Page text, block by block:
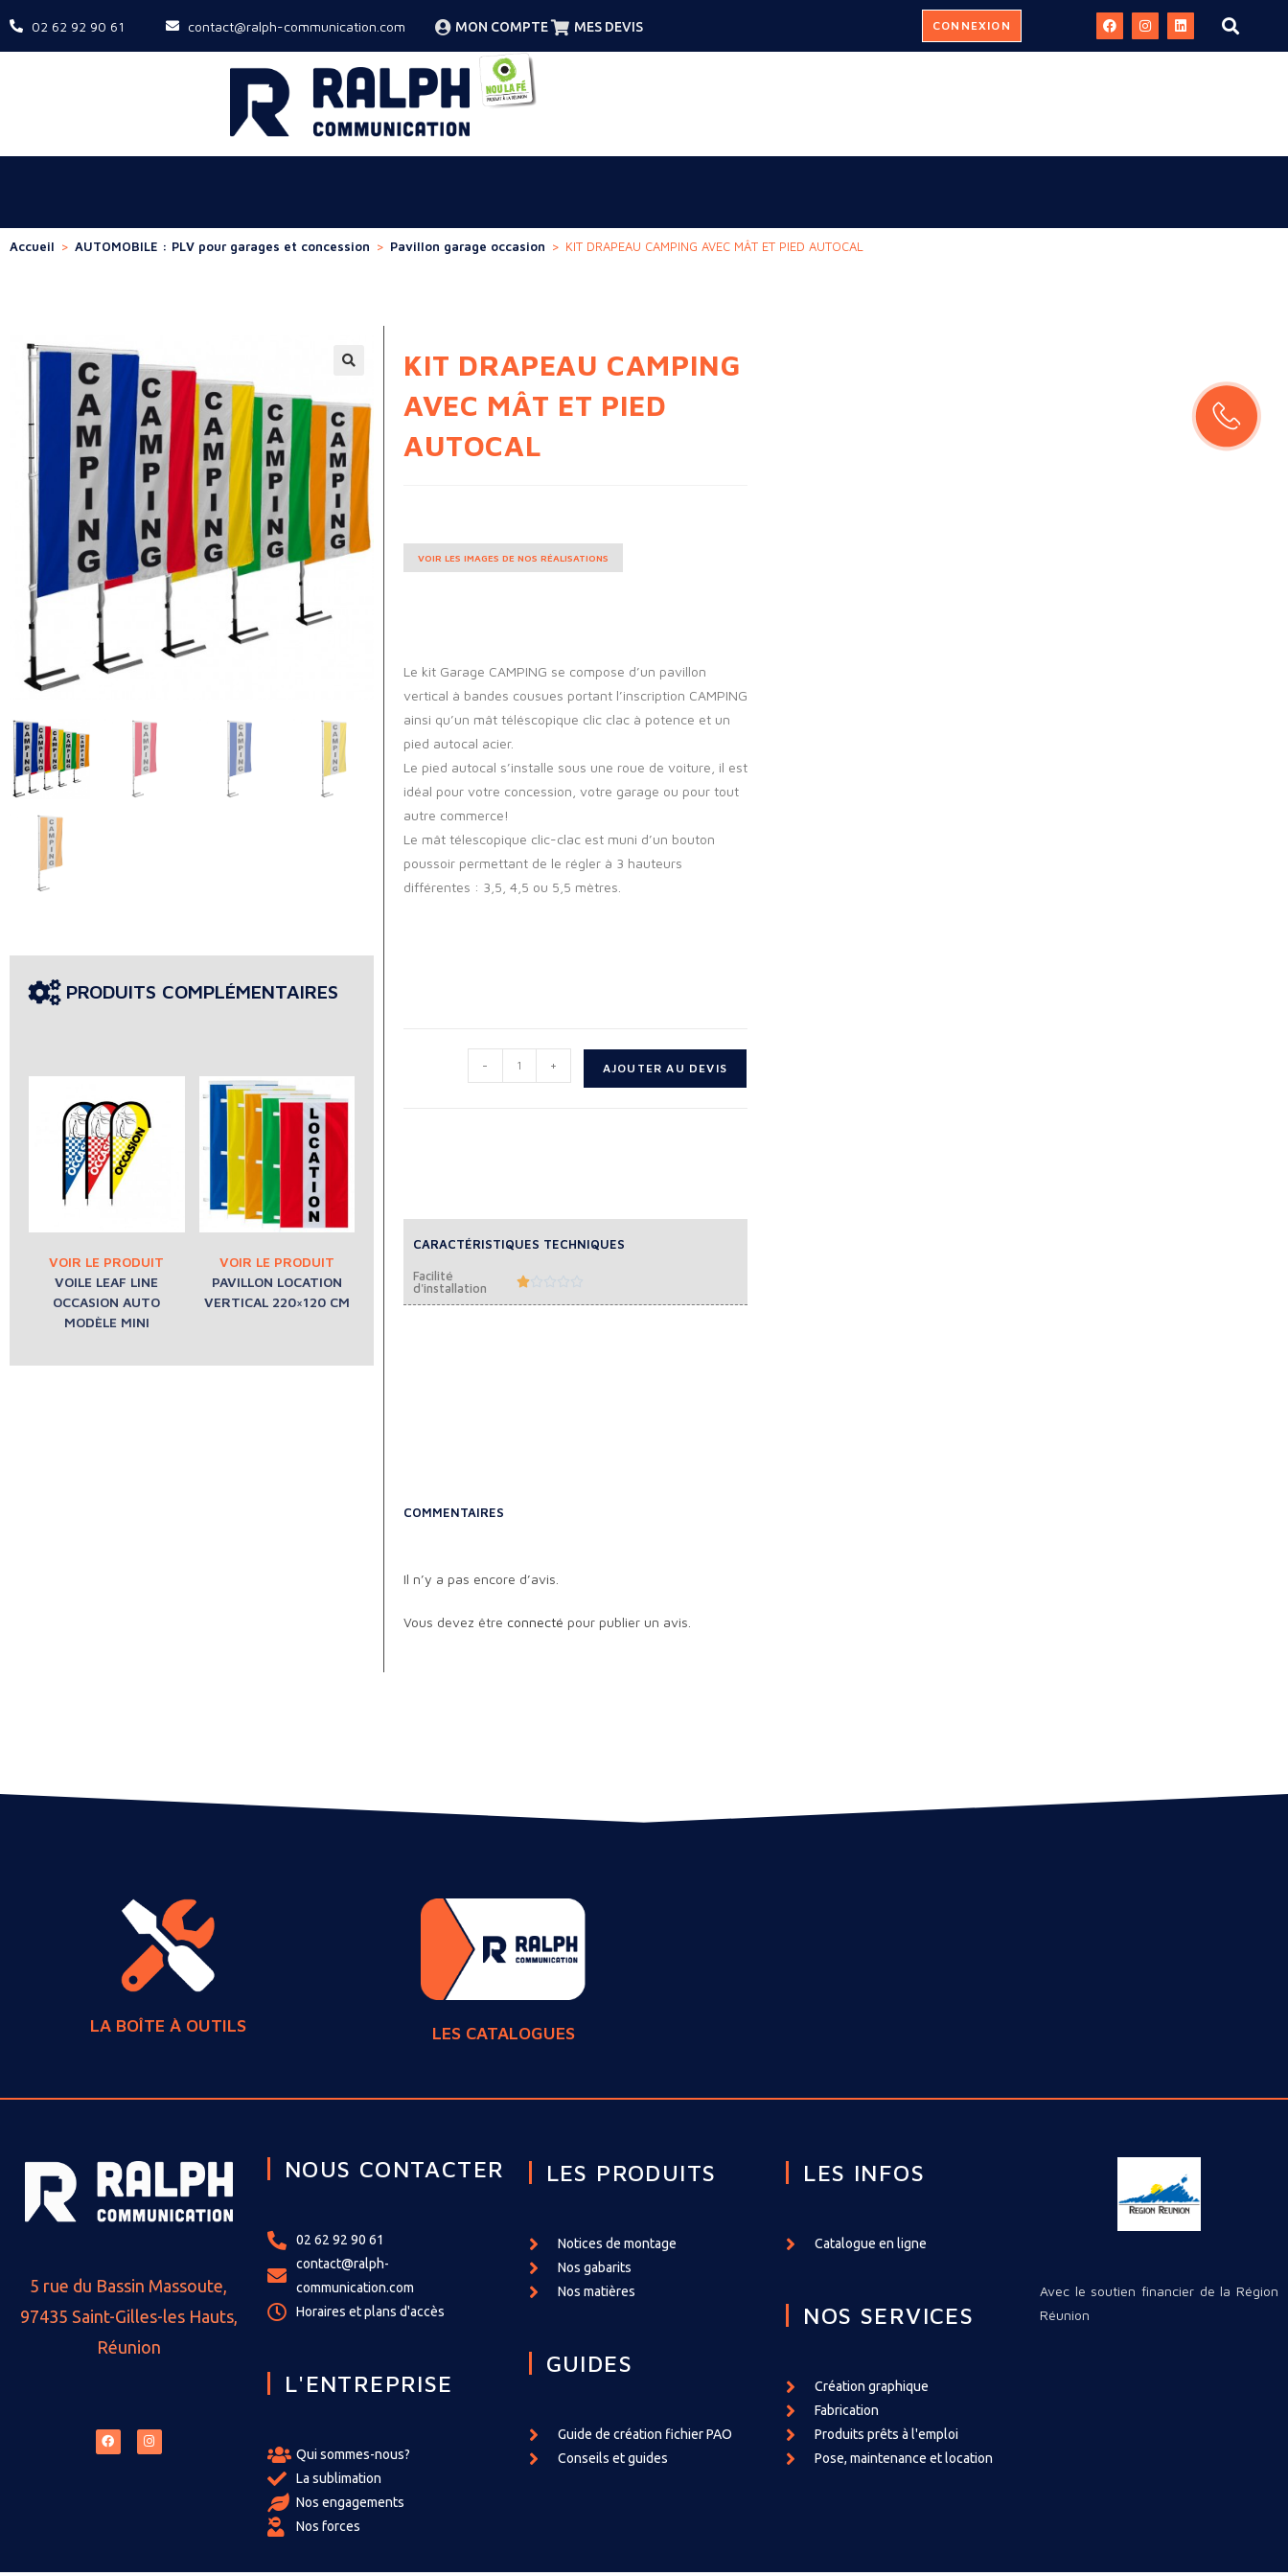
02 62 92 90 61 contact@ralph-communication.com MON COMPTE MES DEVIS CONNEXION
Accueil > AUTOMOBILE : PLV pour garages et concession > Pavillon garage occasion > KIT DRAPEAU CAMPING AVEC MÂT ET PIED AUTOCAL
PRODUITS COMPLÉMENTAIRES
VOILE LEAF LINE
OCCASION AUTO
MODÈLE MINI
PAVILLON LOCATION
VERTICAL 220×120 CM
KIT DRAPEAU CAMPING
AVEC MÂT ET PIED
AUTOCAL
VOIR LES IMAGES DE NOS RÉALISATIONS
Le kit Garage CAMPING se compose d’un pavillon
vertical à bandes cousues portant l’inscription CAMPING
ainsi qu’un mât téléscopique clic clac à potence et un
pied autocal acier.
Le pied autocal s’installe sous une roue de voiture, il est
idéal pour votre concession, votre garage ou pour tout
autre commerce!
Le mât télescopique clic-clac est muni d’un bouton
poussoir permettant de le régler à 3 hauteurs
différentes : 3,5, 4,5 ou 5,5 mètres.
- + AJOUTER AU DEVIS
CARACTÉRISTIQUES TECHNIQUES
Facilité
d'installation

COMMENTAIRES
Il n’y a pas encore d’avis.
Vous devez être connecté pour publier un avis.
LA BOÎTE À OUTILS LES CATALOGUES
5 rue du Bassin Massoute,
97435 Saint-Gilles-les Hauts,
Réunion
NOUS CONTACTER
02 62 92 90 61
contact@ralph-
communication.com
Horaires et plans d'accès
L'ENTREPRISE
Qui sommes-nous?
La sublimation
Nos engagements
Nos forces
LES PRODUITS
Notices de montage
Nos gabarits
Nos matières
GUIDES
Guide de création fichier PAO
Conseils et guides
LES INFOS
Catalogue en ligne
NOS SERVICES
Création graphique
Fabrication
Produits prêts à l'emploi
Pose, maintenance et location
Avec le soutien financier de la Région
Réunion